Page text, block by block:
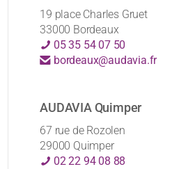
19 place Charles Gruet
33000 Bordeaux
05 35 54 07 50
bordeaux@audavia.fr
AUDAVIA Quimper
67 rue de Rozolen
29000 Quimper
02 22 94 08 88